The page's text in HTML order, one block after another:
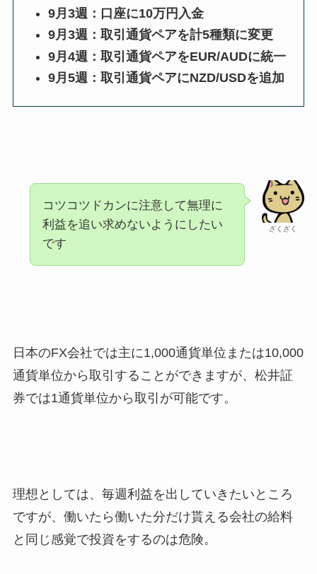
9月3週：口座に10万円入金
9月3週：取引通貨ペアを計5種類に変更
9月4週：取引通貨ペアをEUR/AUDに統一
9月5週：取引通貨ペアにNZD/USDを追加
ざくざく
コツコツドカンに注意して無理に
利益を追い求めないようにしたい
です
日本のFX会社では主に1,000通貨単位または10,000
通貨単位から取引することができますが、松井証
券では1通貨単位から取引が可能です。
理想としては、毎週利益を出していきたいところ
ですが、働いたら働いた分だけ貰える会社の給料
と同じ感覚で投資をするのは危険。